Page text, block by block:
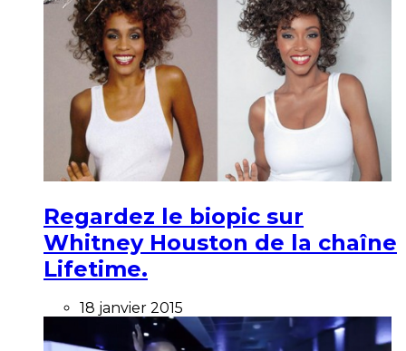
Regardez le biopic sur
Whitney Houston de la chaîne
Lifetime.
18 janvier 2015